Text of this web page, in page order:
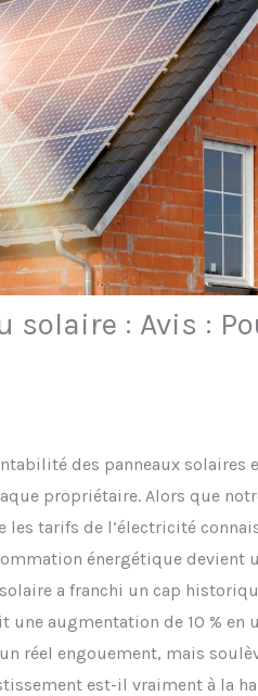
solaire : Avis :
des panneaux solaires
propriétaire. Alors que
les tarifs de l’électricité
énergétique devient
a franchi un cap
augmentation de 10 % en
réel engouement, mais
est-il vraiment à la